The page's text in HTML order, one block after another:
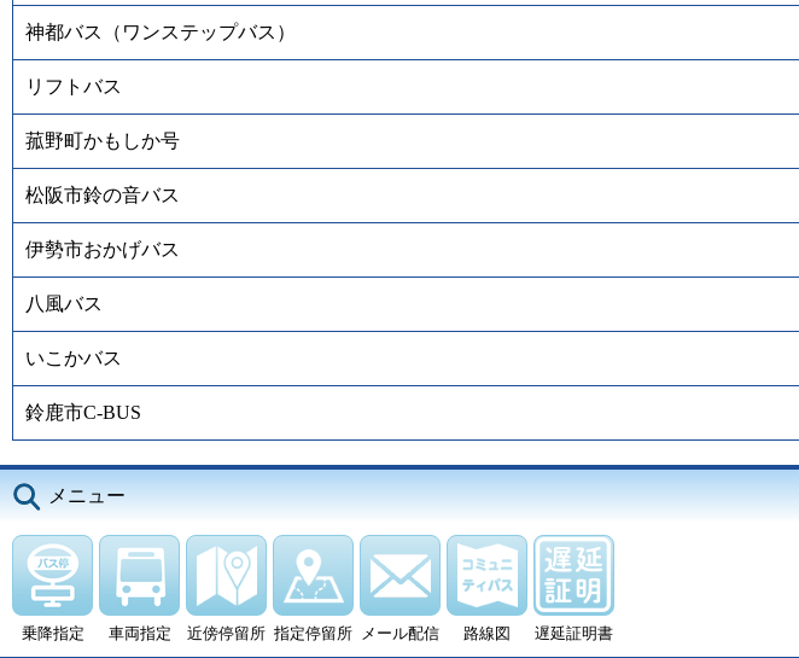
神都バス（ワンステップバス）
リフトバス
菰野町かもしか号
松阪市鈴の音バス
伊勢市おかげバス
八風バス
いこかバス
鈴鹿市C-BUS
メニュー
乗降指定 車両指定 近傍停留所 指定停留所 メール配信 路線図 遅延証明書